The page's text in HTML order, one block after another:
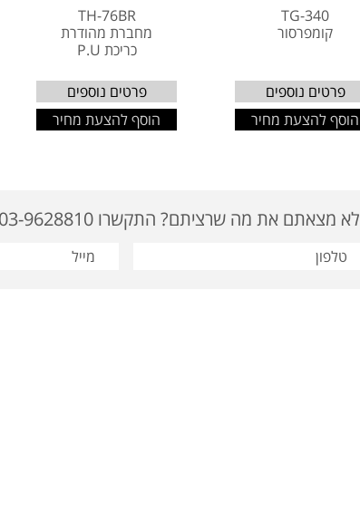
TG-340
קומפרסור
פרטים נוספים
הוסף להצעת מחיר
TH-76BR
מחברת מהודרת
כריכת P.U
פרטים נוספים
הוסף להצעת מחיר
לא מצאתם את מה שרציתם? התקשרו 03-9628810 או מלאו פרטים